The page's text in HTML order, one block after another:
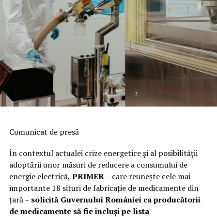
Comunicat de presă
În contextul actualei crize energetice și al posibilității
adoptării unor măsuri de reducere a consumului de
energie electrică, PRIMER – care reuneşte cele mai
importante 18 situri de fabricaţie de medicamente din
ţară – solicită Guvernului României ca producătorii
de medicamente să fie incluși pe lista